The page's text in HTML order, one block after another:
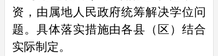
资，由属地人民政府统筹解决学位问
题。具体落实措施由各县（区）结合
实际制定。